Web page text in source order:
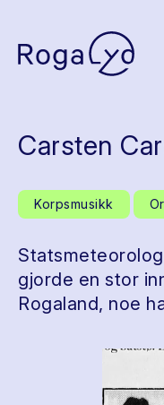
Carsten
Korpsmusikk
gjorde en stor
Rogaland, noe